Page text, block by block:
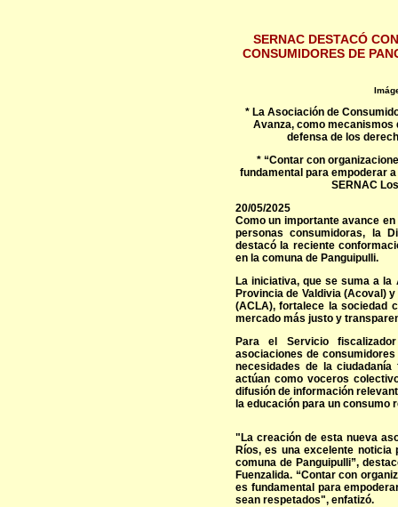
SERNAC DESTACÓ
CONSUMIDORES DE
* La Asociación de
Avanza, como mecanismos
defensa de los
* “Contar con
fundamental para empoderar
SERNAC
20/05/2025
Como un importante avance
personas consumidoras, la
destacó la reciente
en la comuna de Panguipulli.
La iniciativa, que se suma a
Provincia de Valdivia (Acoval)
(ACLA), fortalece la sociedad
mercado más justo y
Para el Servicio
asociaciones de
necesidades de la
actúan como voceros
difusión de información
la educación para un consumo
"La creación de esta nueva
Ríos, es una excelente
comuna de Panguipulli”,
Fuenzalida. “Contar con
es fundamental para
sean respetados", enfatizó.